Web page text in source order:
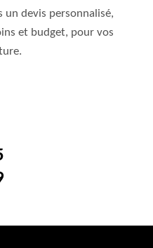
un devis personnalisé,
et budget, pour vos